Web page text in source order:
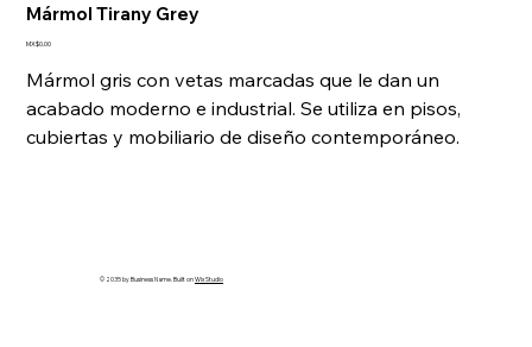
Mármol Tirany Grey
Price
MX$0.00
Mármol gris con vetas marcadas que le dan un
acabado moderno e industrial. Se utiliza en pisos,
cubiertas y mobiliario de diseño contemporáneo.
© 2035 by Business Name. Built onWix Studio